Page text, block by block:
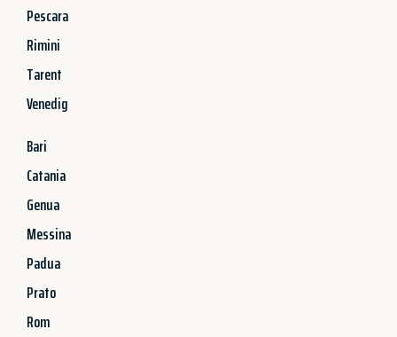
Pescara
Rimini
Tarent
Venedig
Bari
Catania
Genua
Messina
Padua
Prato
Rom